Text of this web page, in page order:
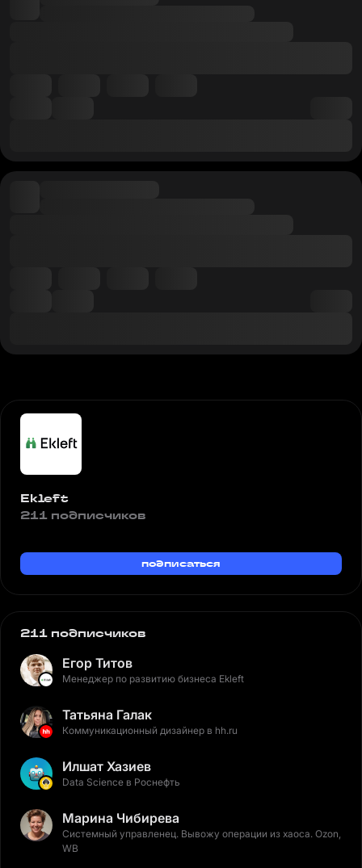
Ekleft
211 подписчиков
подписаться
211 подписчиков
Егор Титов
Менеджер по развитию бизнеса Ekleft
Татьяна Галак
Коммуникационный дизайнер в hh.ru
Илшат Хазиев
Data Science в Роснефть
Марина Чибирева
Системный управленец. Вывожу операции из хаоса. Ozon,
WB